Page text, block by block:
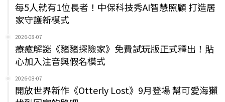
每5人就有1位長者！中保科技秀AI智慧照顧 打造居
家守護新模式
2026-08-07
療癒解謎《豬豬探險家》免費試玩版正式釋出！貼
心加入注音與假名模式
2026-08-07
開放世界新作《Otterly Lost》9月登場 幫可愛海獺